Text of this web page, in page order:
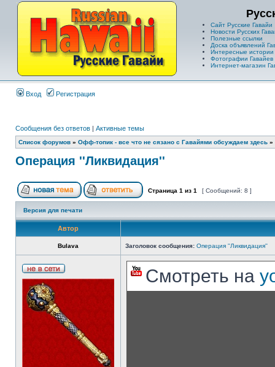
Сайт Русские Гавайи
Новости Русских
Полезные ссылки
Доска объявлений
Интересные истории
Фотографии Гавайев
Интернет-магазин
Вход Регистрация
Сообщения без ответов | Активные темы
Список форумов » Офф-топик - все что не сязано с Гавайями обсуждаем здесь »
Операция ''Ликвидация''
Страница 1 из 1 [ Сообщений: 8 ]
Версия для печати
Автор
Bulava Заголовок сообщения: Операция ''Ликвидация''
Смотреть на